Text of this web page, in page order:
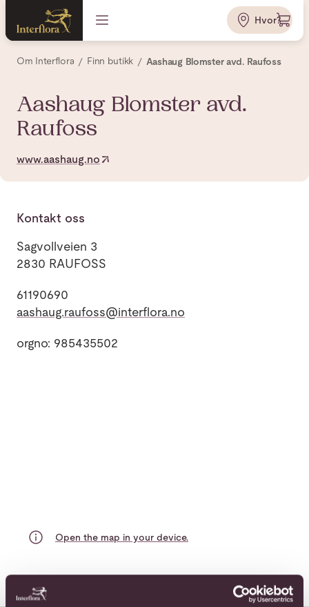
Hvor?
Om Interflora Finn butikk Aashaug Blomster avd. Raufoss
Aashaug Blomster avd.
Raufoss
www.aashaug.no
Kontakt oss
Sagvollveien 3
2830 RAUFOSS
61190690
aashaug.raufoss@interflora.no
orgno: 985435502
Open the map in your device.